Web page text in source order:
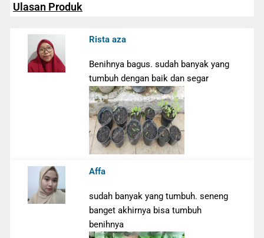
Ulasan Produk
Rista aza
Benihnya bagus. sudah banyak yang
tumbuh dengan baik dan segar
Affa
sudah banyak yang tumbuh. seneng
banget akhirnya bisa tumbuh
benihnya